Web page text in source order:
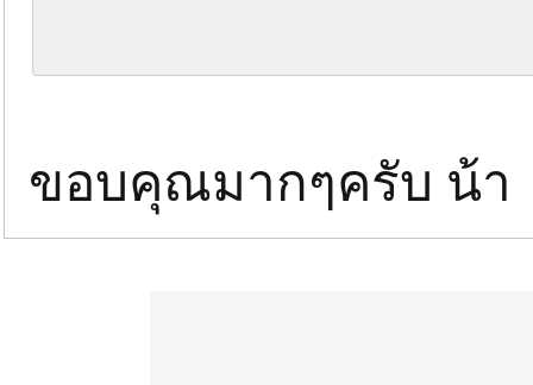
ขอบคุณมากๆครับ น้า